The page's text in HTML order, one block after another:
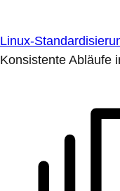
Linux-
Konsistente Abläufe